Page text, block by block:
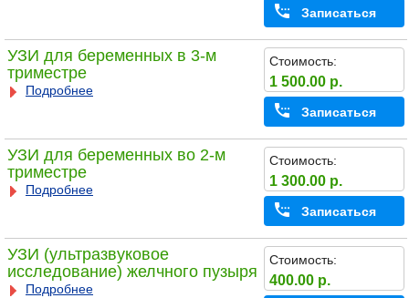
Записаться
УЗИ для беременных в 3-м
триместре
Подробнее
Стоимость:
1 500.00 р.
Записаться
УЗИ для беременных во 2-м
триместре
Подробнее
Стоимость:
1 300.00 р.
Записаться
УЗИ (ультразвуковое
исследование) желчного пузыря
Подробнее
Стоимость:
400.00 р.